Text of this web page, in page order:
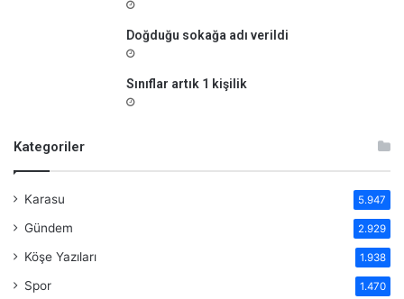
Doğduğu sokağa adı verildi
Sınıflar artık 1 kişilik
Kategoriler
Karasu 5.947
Gündem 2.929
Köşe Yazıları 1.938
Spor 1.470